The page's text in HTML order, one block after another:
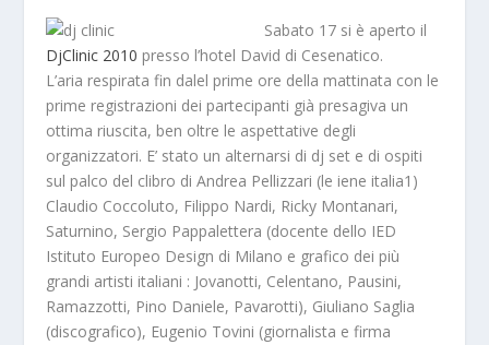
Sabato 17 si è aperto il
DjClinic 2010 presso l’hotel David di Cesenatico.
L’aria respirata fin dalel prime ore della mattinata con le
prime registrazioni dei partecipanti già presagiva un
ottima riuscita, ben oltre le aspettative degli
organizzatori. E’ stato un alternarsi di dj set e di ospiti
sul palco del clibro diAndrea Pellizzari (le iene italia1)
Claudio Coccoluto, Filippo Nardi, Ricky Montanari,
Saturnino, Sergio Pappalettera (docente dello IED
Istituto Europeo Design di Milano e grafico dei più
grandi artisti italiani : Jovanotti, Celentano, Pausini,
Ramazzotti, Pino Daniele, Pavarotti), Giuliano Saglia
(discografico), Eugenio Tovini (giornalista e firma